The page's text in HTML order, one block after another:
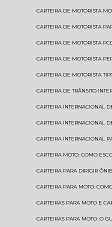
CARTEIRA DE MOTORISTA
CARTEIRA DE MOTORISTA
CARTEIRA DE MOTORISTA
CARTEIRA DE MOTORISTA
CARTEIRA DE MOTORISTA
CARTEIRA DE TRÂNSITO
CARTEIRA INTERNACIONAL
CARTEIRA INTERNACIONAL
CARTEIRA INTERNACIONAL
CARTEIRA MOTO: COMO
CARTEIRA PARA DIRIGIR
CARTEIRA PARA MOTO:
CARTEIRAS PARA MOTO E
CARTEIRAS PARA MOTO: O